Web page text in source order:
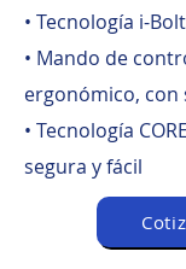
• Tecnología i-Bolt
• Mando de
ergonómico,
• Tecnología
segura y fácil